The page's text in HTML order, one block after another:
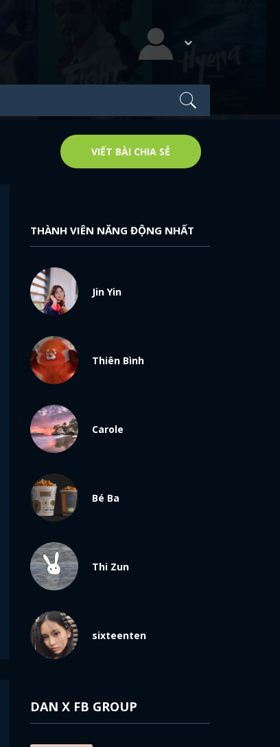
VIẾT BÀI CHIA SẺ
THÀNH VIÊN NĂNG ĐỘNG NHẤT
Jin Yin
Thiên Bình
Carole
Bé Ba
Thi Zun
sixteenten
DAN X FB GROUP